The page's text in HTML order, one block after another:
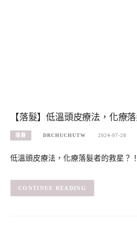
【落髮】低溫頭皮療法，化療
落髮 DRCHUCHUTW 2024-07-28
低溫頭皮療法，化療落髮者的救星？！
CONTINUE READING